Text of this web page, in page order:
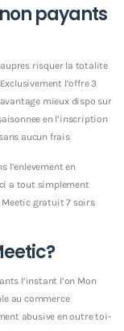
payants
aupres risquer la totalite
l’offre 3
mieux dispo sur
en l’inscription
aucun frais
l’enlevement en
a tout simplement
Meetic gratuit 7 soirs
l’instant l’on Mon
au commerce
abusive en outre toi-